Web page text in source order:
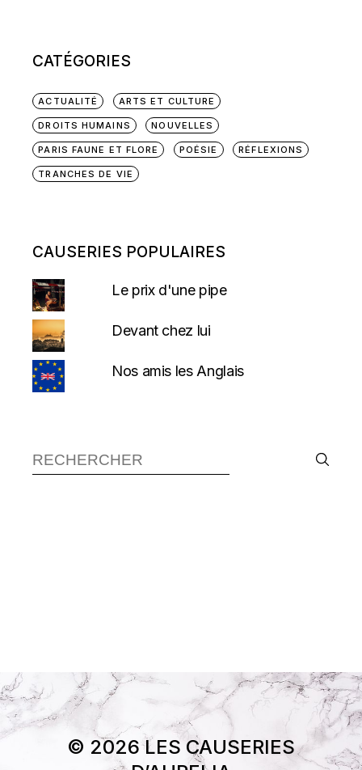
CATÉGORIES
ACTUALITÉ ARTS ET CULTURE
DROITS HUMAINS NOUVELLES
PARIS FAUNE ET FLORE POÉSIE RÉFLEXIONS
TRANCHES DE VIE
CAUSERIES POPULAIRES
Le prix d'une pipe
Devant chez lui
Nos amis les Anglais
Recherche :
© 2026 LES CAUSERIES